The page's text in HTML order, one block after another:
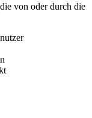
von oder durch die